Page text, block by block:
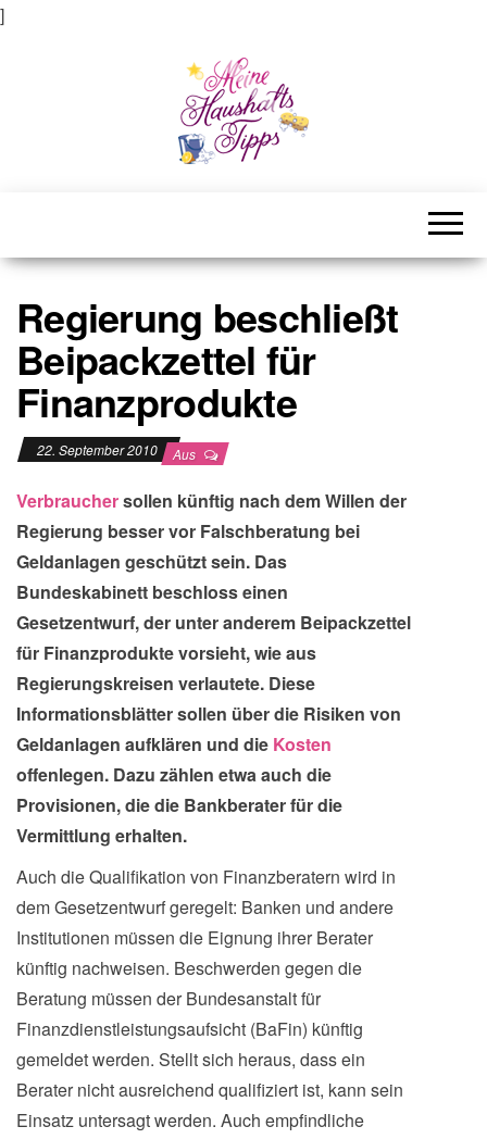
]
Regierung beschließt
Beipackzettel für
Finanzprodukte
22. September 2010 Aus
Verbrauchersollen künftig nach dem Willen der
Regierung besser vor Falschberatung bei
Geldanlagen geschützt sein. Das
Bundeskabinett beschloss einen
Gesetzentwurf, der unter anderem Beipackzettel
für Finanzprodukte vorsieht, wie aus
Regierungskreisen verlautete. Diese
Informationsblätter sollen über die Risiken von
Geldanlagen aufklären und die Kosten
offenlegen. Dazu zählen etwa auch die
Provisionen, die die Bankberater für die
Vermittlung erhalten.
Auch die Qualifikation von Finanzberatern wird in
dem Gesetzentwurf geregelt: Banken und andere
Institutionen müssen die Eignung ihrer Berater
künftig nachweisen. Beschwerden gegen die
Beratung müssen der Bundesanstalt für
Finanzdienstleistungsaufsicht (BaFin) künftig
gemeldet werden. Stellt sich heraus, dass ein
Berater nicht ausreichend qualifiziert ist, kann sein
Einsatz untersagt werden. Auch empfindliche